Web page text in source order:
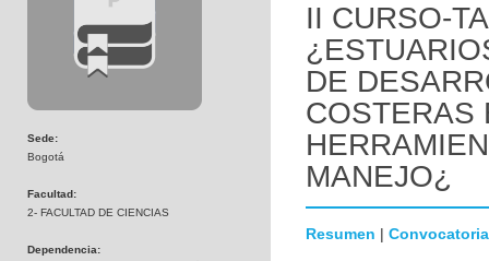
Sede:
Bogotá
Facultad:
2- FACULTAD DE CIENCIAS
Dependencia:
II CURSO-
DE
COSTERAS
MANEJO¿
Resumen | Convocatoria